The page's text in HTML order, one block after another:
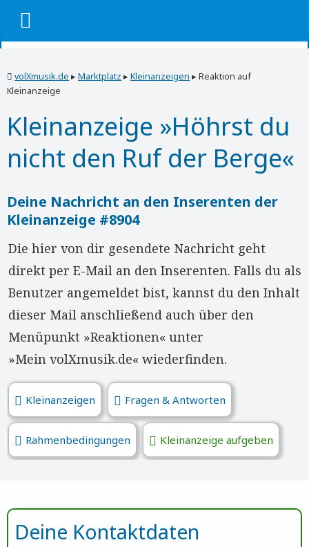
volXmusik.de ▸Marktplatz ▸Kleinanzeigen ▸Reaktion auf
Kleinanzeige
Kleinanzeige »Höhrst du
nicht den Ruf der Berge«
Deine Nachricht an den Inserenten der
Kleinanzeige #8904
Die hier von dir gesendete Nachricht geht
direkt per E-Mail an den Inserenten. Falls du als
Benutzer angemeldet bist, kannst du den Inhalt
dieser Mail anschließend auch über den
Menüpunkt »Reaktionen« unter
»Mein volXmusik.de« wiederfinden.
Kleinanzeigen Fragen & Antworten
Rahmenbedingungen Kleinanzeige aufgeben
Deine Kontaktdaten